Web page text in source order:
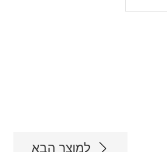
למוצר הבא